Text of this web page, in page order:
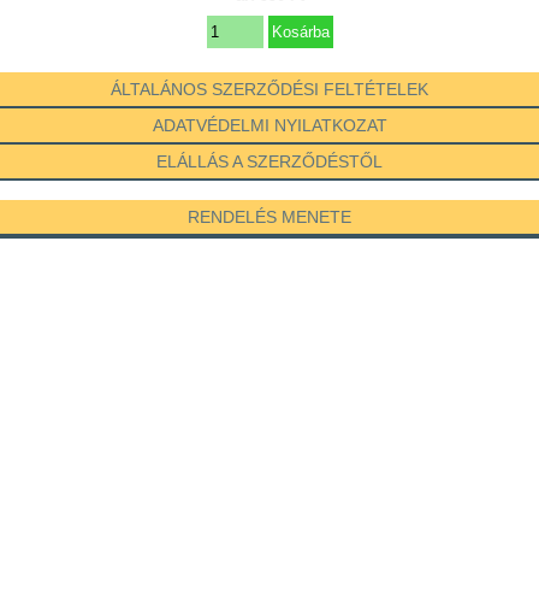
ÁLTALÁNOS SZERZŐDÉSI FELTÉTELEK
ADATVÉDELMI NYILATKOZAT
ELÁLLÁS A SZERZŐDÉSTŐL
RENDELÉS MENETE